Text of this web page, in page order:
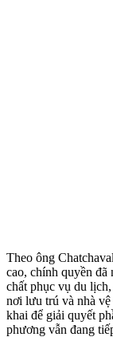
Theo ông
cao, chính quyền đã
chất phục vụ du
nơi lưu trú và nhà
khai để giải quyết
phương vẫn đang